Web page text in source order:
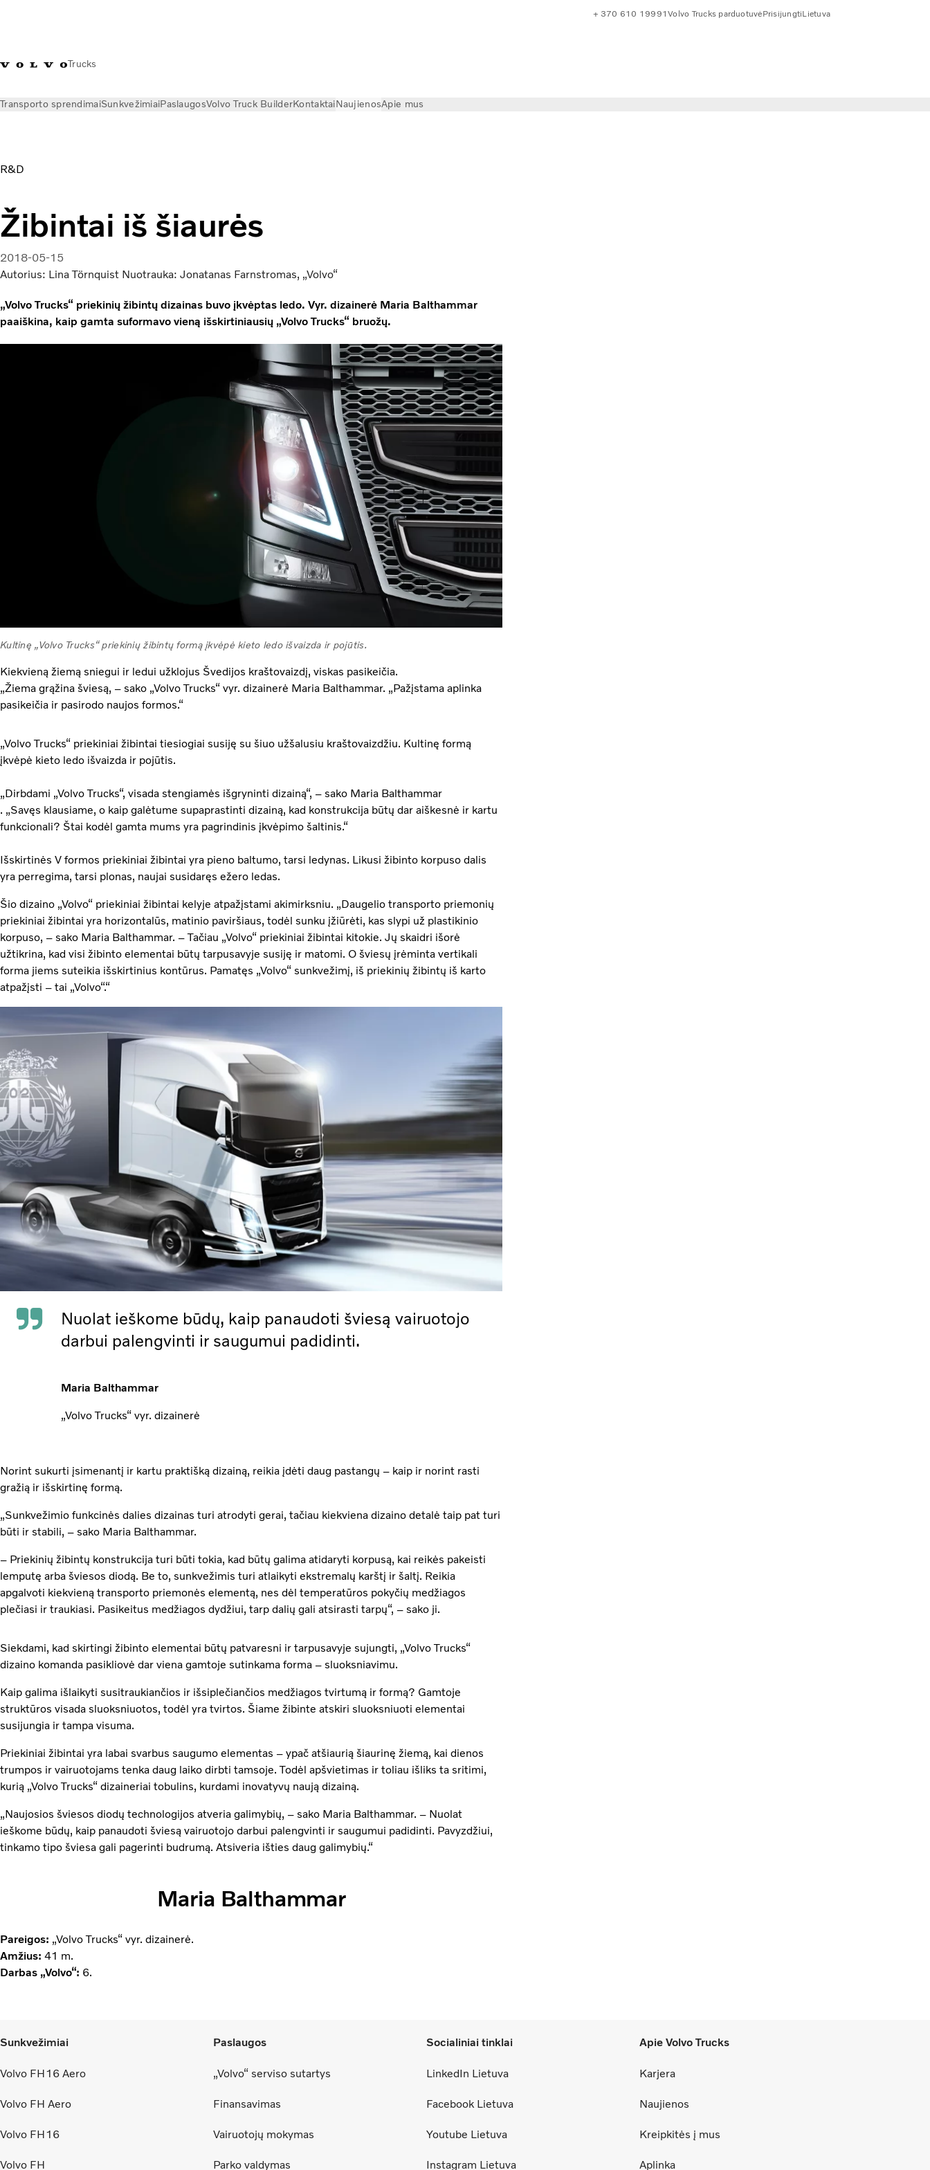
Trucks
+ 370 610 19991Volvo Trucks parduotuvėPrisijungtiLietuva
Transporto sprendimaiSunkvežimiaiPaslaugosVolvo Truck BuilderKontaktaiNaujienosApie mus
R&D
Žibintai iš šiaurės
2018-05-15
Autorius: Lina Törnquist Nuotrauka: Jonatanas Farnstromas, „Volvo“
„Volvo Trucks“ priekinių žibintų dizainas buvo įkvėptas ledo. Vyr. dizainerė Maria Balthammar
paaiškina, kaip gamta suformavo vieną išskirtiniausių „Volvo Trucks“ bruožų.
Kultinę „Volvo Trucks“ priekinių žibintų formą įkvėpė kieto ledo išvaizda ir pojūtis.
Kiekvieną žiemą sniegui ir ledui užklojus Švedijos kraštovaizdį, viskas pasikeičia.
„Žiema grąžina šviesą, – sako „Volvo Trucks“ vyr. dizainerė Maria Balthammar. „Pažįstama aplinka
pasikeičia ir pasirodo naujos formos.“
„Volvo Trucks“ priekiniai žibintai tiesiogiai susiję su šiuo užšalusiu kraštovaizdžiu. Kultinę formą
įkvėpė kieto ledo išvaizda ir pojūtis.
„Dirbdami „Volvo Trucks“, visada stengiamės išgryninti dizainą“, – sako Maria Balthammar
. „Savęs klausiame, o kaip galėtume supaprastinti dizainą, kad konstrukcija būtų dar aiškesnė ir kartu
funkcionali? Štai kodėl gamta mums yra pagrindinis įkvėpimo šaltinis.“
Išskirtinės V formos priekiniai žibintai yra pieno baltumo, tarsi ledynas. Likusi žibinto korpuso dalis
yra perregima, tarsi plonas, naujai susidaręs ežero ledas.
Šio dizaino „Volvo“ priekiniai žibintai kelyje atpažįstami akimirksniu. „Daugelio transporto priemonių
priekiniai žibintai yra horizontalūs, matinio paviršiaus, todėl sunku įžiūrėti, kas slypi už plastikinio
korpuso, – sako Maria Balthammar. – Tačiau „Volvo“ priekiniai žibintai kitokie. Jų skaidri išorė
užtikrina, kad visi žibinto elementai būtų tarpusavyje susiję ir matomi. O šviesų įrėminta vertikali
forma jiems suteikia išskirtinius kontūrus. Pamatęs „Volvo“ sunkvežimį, iš priekinių žibintų iš karto
atpažįsti – tai „Volvo“.“
Nuolat ieškome būdų, kaip panaudoti šviesą vairuotojo
darbui palengvinti ir saugumui padidinti.
Maria Balthammar
„Volvo Trucks“ vyr. dizainerė
Norint sukurti įsimenantį ir kartu praktišką dizainą, reikia įdėti daug pastangų – kaip ir norint rasti
gražią ir išskirtinę formą.
„Sunkvežimio funkcinės dalies dizainas turi atrodyti gerai, tačiau kiekviena dizaino detalė taip pat turi
būti ir stabili, – sako Maria Balthammar.
– Priekinių žibintų konstrukcija turi būti tokia, kad būtų galima atidaryti korpusą, kai reikės pakeisti
lemputę arba šviesos diodą. Be to, sunkvežimis turi atlaikyti ekstremalų karštį ir šaltį. Reikia
apgalvoti kiekvieną transporto priemonės elementą, nes dėl temperatūros pokyčių medžiagos
plečiasi ir traukiasi. Pasikeitus medžiagos dydžiui, tarp dalių gali atsirasti tarpų“, – sako ji.
Siekdami, kad skirtingi žibinto elementai būtų patvaresni ir tarpusavyje sujungti, „Volvo Trucks“
dizaino komanda pasikliovė dar viena gamtoje sutinkama forma – sluoksniavimu.
Kaip galima išlaikyti susitraukiančios ir išsiplečiančios medžiagos tvirtumą ir formą? Gamtoje
struktūros visada sluoksniuotos, todėl yra tvirtos. Šiame žibinte atskiri sluoksniuoti elementai
susijungia ir tampa visuma.
Priekiniai žibintai yra labai svarbus saugumo elementas – ypač atšiaurią šiaurinę žiemą, kai dienos
trumpos ir vairuotojams tenka daug laiko dirbti tamsoje. Todėl apšvietimas ir toliau išliks ta sritimi,
kurią „Volvo Trucks“ dizaineriai tobulins, kurdami inovatyvų naują dizainą.
„Naujosios šviesos diodų technologijos atveria galimybių, – sako Maria Balthammar. – Nuolat
ieškome būdų, kaip panaudoti šviesą vairuotojo darbui palengvinti ir saugumui padidinti. Pavyzdžiui,
tinkamo tipo šviesa gali pagerinti budrumą. Atsiveria išties daug galimybių.“
Maria Balthammar
Pareigos: „Volvo Trucks“ vyr. dizainerė.
Amžius: 41 m.
Darbas „Volvo“: 6.
Sunkvežimiai
Volvo FH16 Aero
Volvo FH Aero
Volvo FH16
Volvo FH
Paslaugos
„Volvo“ serviso sutartys
Finansavimas
Vairuotojų mokymas
Parko valdymas
Socialiniai tinklai
LinkedIn Lietuva
Facebook Lietuva
Youtube Lietuva
Instagram Lietuva
Apie Volvo Trucks
Karjera
Naujienos
Kreipkitės į mus
Aplinka